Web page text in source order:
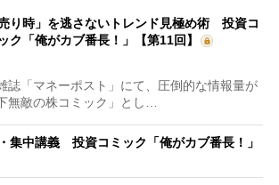
売り時」を逃さないトレンド見極め術 投資コ
ク「俺がカブ番長！」【第11回】
「マネーポスト」にて、圧倒的な情報量が
無敵の株コミック」とし…
集中講義 投資コミック「俺がカブ番長！」